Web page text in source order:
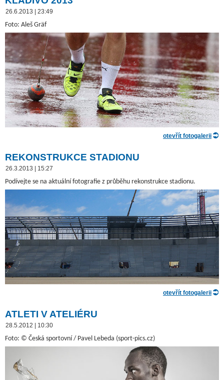
26.6.2013 | 23:49
Foto: Aleš Gräf
otevřít fotogalerii
REKONSTRUKCE STADIONU
26.3.2013 | 15:27
Podívejte se na aktuální fotografie z průběhu rekonstrukce stadionu.
otevřít fotogalerii
ATLETI V ATELIÉRU
28.5.2012 | 10:30
Foto: © Česká sportovní / Pavel Lebeda (sport-pics.cz)